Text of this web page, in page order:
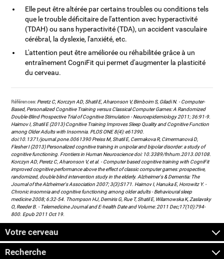
Elle peut être altérée par certains troubles ou conditions tels
que le trouble déficitaire de l'attention avec hyperactivité
(TDAH) ou sans hyperactivité (TDA), un accident vasculaire
cérébral, la dyslexie, l'anxiété, etc.
L'attention peut être améliorée ou réhabilitée grâce à un
entraînement CogniFit qui permet d'augmenter la plasticité
du cerveau.
Références: Peretz C, Korczyn AD, Shatil E, Aharonson V, Birnboim S, Giladi N. - Computer-
Based, Personalized Cognitive Training versus Classical Computer Games: A Randomized
Double-Blind Prospective Trial of Cognitive Stimulation - Neuroepidemiology 2011; 36:91-9.
Haimov I, Shatil E (2013) Cognitive Training Improves Sleep Quality and Cognitive Function
among Older Adults with Insomnia. PLOS ONE 8(4): e61390.
doi:10.1371/journal.pone.0061390 Preiss M, Shatil E, Cermakova R, Cimermanová D,
Flesher I (2013) Personalized cognitive training in unipolar and bipolar disorder: a study of
cognitive functioning. Frontiers in Human Neuroscience doi: 10.3389/fnhum.2013.00108.
Korczyn AD, Peretz C, Aharonson V, et al. - Computer based cognitive training with CogniFit
improved cognitive performance above the effect of classic computer games: prospective,
randomized, double blind intervention study in the elderly. Alzheimer's & Dementia: The
Journal of the Alzheimer's Association 2007; 3(3):S171. Haimov I, Hanuka E, Horowitz Y. -
Chronic insomnia and cognitive functioning among older adults - Behavioural sleep
medicine 2008; 6:32-54. Thompson HJ, Demiris G, Rue T, Shatil E, Wilamowska K, Zaslavsky
O, Reeder B. - Telemedicine Journal and E-health Date and Volume: 2011 Dec;17(10):794-
800. Epub 2011 Oct 19.
Votre cerveau
Recherche